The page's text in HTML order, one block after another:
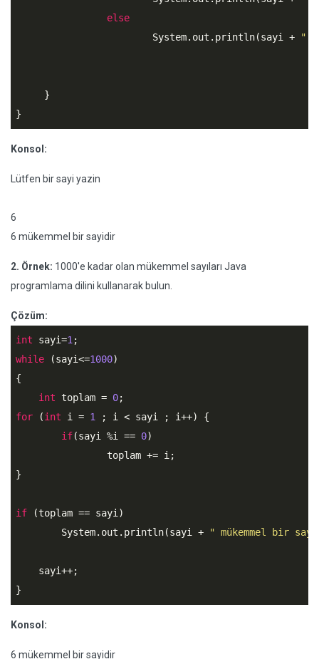
else
			System.out.println(sayi +
"
     }
}
Konsol:
Lütfen bir sayi yazin
6
6 mükemmel bir sayidir
2. Örnek: 1000'e kadar olan mükemmel sayıları Java
programlama dilini kullanarak bulun.
Çözüm:
int sayi=1
while (sayi<=1000)
{
int toplam = 0
for (int i = 1
; i < sayi ; i++) {
if(sayi %i == 0)
}
if (toplam == sayi)
	System.out.println(sayi +
" mükemmel bir
    sayi++;
}
Konsol:
6 mükemmel bir sayidir